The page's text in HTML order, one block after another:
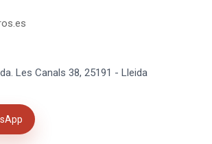
Les Canals 38, 25191 - Lleida